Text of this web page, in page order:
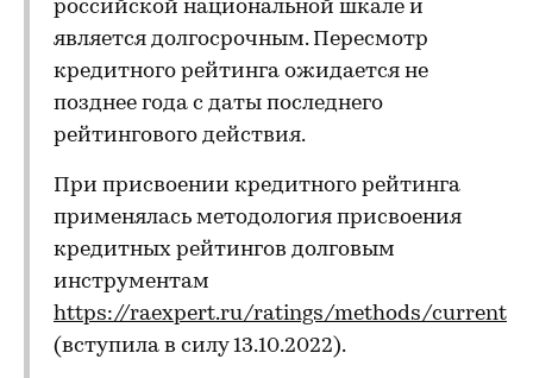
российской национальной шкале и
является долгосрочным. Пересмотр
кредитного рейтинга ожидается не
позднее года с даты последнего
рейтингового действия.
При присвоении кредитного рейтинга
применялась методология присвоения
кредитных рейтингов долговым
инструментам
https://raexpert.ru/ratings/methods/current
(вступила в силу 13.10.2022).